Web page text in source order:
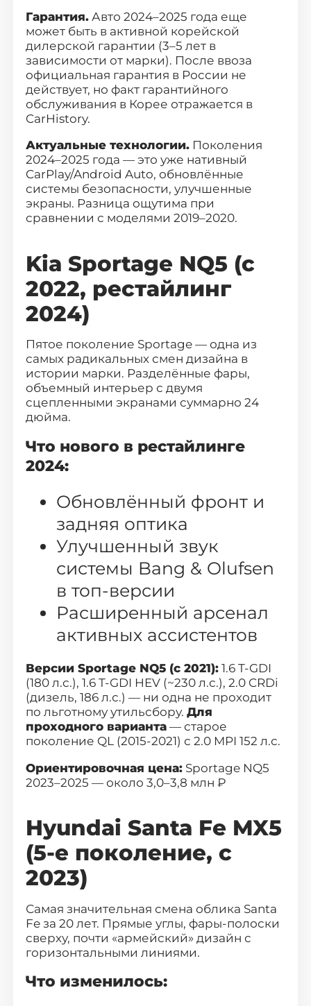
Заказать звонок
(офис: г. Видное, ул. Донбасская д. 2
стр.1)
Гарантия. Авто 2024–2025 года еще
может быть в активной корейской
дилерской гарантии (3–5 лет в
зависимости от марки). После ввоза
официальная гарантия в России не
действует, но факт гарантийного
обслуживания в Корее отражается в
CarHistory.
Актуальные технологии. Поколения
2024–2025 года — это уже нативный
CarPlay/Android Auto, обновлённые
системы безопасности, улучшенные
экраны. Разница ощутима при
сравнении с моделями 2019–2020.
Kia Sportage NQ5 (с
2022, рестайлинг
2024)
Пятое поколение Sportage— одна из
самых радикальных смен дизайна в
истории марки. Разделённые фары,
объемный интерьер с двумя
сцепленными экранами суммарно 24
дюйма.
Что нового в рестайлинге
2024:
Обновлённый фронт и
задняя оптика
Улучшенный звук
системы Bang & Olufsen
в топ-версии
Расширенный арсенал
активных ассистентов
Версии Sportage NQ5 (с 2021):1.6 T-GDI
(180 л.с.), 1.6 T-GDI HEV (~230 л.с.), 2.0 CRDi
(дизель, 186 л.с.) — ни одна не проходит
по льготному утильсбору.Для
проходного варианта— старое
поколение QL (2015-2021) с 2.0 MPI 152 л.с.
Ориентировочная цена: Sportage NQ5
2023–2025 — около 3,0–3,8 млн ₽
Hyundai Santa Fe MX5
(5-е поколение, с
2023)
Самая значительная смена облика Santa
Feза 20 лет. Прямые углы, фары-полоски
сверху, почти «армейский» дизайн с
горизонтальными линиями.
Что изменилось: